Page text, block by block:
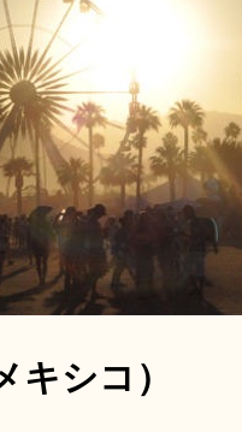
キシコ）